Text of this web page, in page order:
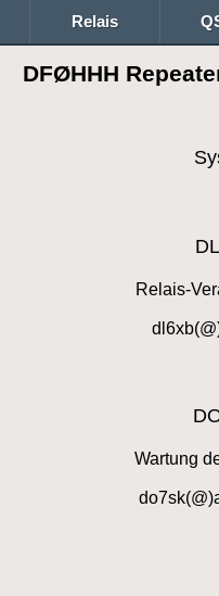
Relais
DFØHHH
Relais-
Wartung